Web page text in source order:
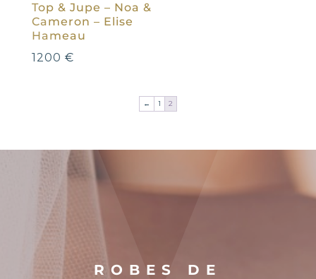
Top & Jupe – Noa &
Cameron – Elise
Hameau
1200 €
← 1 2
ROBES DE